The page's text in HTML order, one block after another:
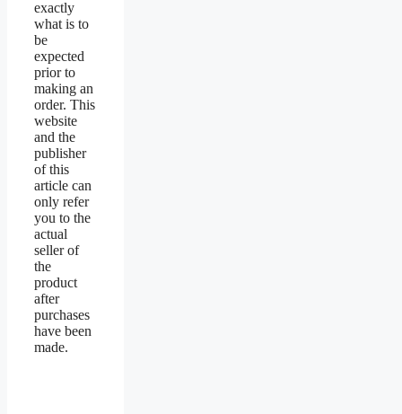
exactly
what is to
be
expected
prior to
making an
order. This
website
and the
publisher
of this
article can
only refer
you to the
actual
seller of
the
product
after
purchases
have been
made.